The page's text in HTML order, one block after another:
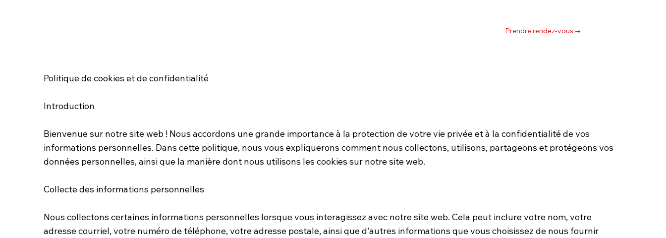
Prendre rendez-vous →
Politique de cookies et de confidentialité
Introduction
Bienvenue sur notre site web ! Nous accordons une grande importance à la protection de votre vie privée et à la confidentialité de vos
informations personnelles. Dans cette politique, nous vous expliquerons comment nous collectons, utilisons, partageons et protégeons vos
données personnelles, ainsi que la manière dont nous utilisons les cookies sur notre site web.
Collecte des informations personnelles
Nous collectons certaines informations personnelles lorsque vous interagissez avec notre site web. Cela peut inclure votre nom, votre
adresse courriel, votre numéro de téléphone, votre adresse postale, ainsi que d'autres informations que vous choisissez de nous fournir